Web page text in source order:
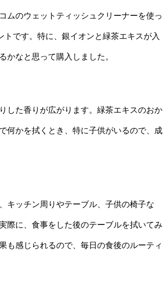
ムのウェットティッシュクリーナーを使っ
です。特に、銀イオンと緑茶エキスが入
かなと思って購入しました。
した香りが広がります。緑茶エキスのおか
何かを拭くとき、特に子供がいるので、成
キッチン周りやテーブル、子供の椅子な
際に、食事をした後のテーブルを拭いてみ
も感じられるので、毎日の食後のルーティ